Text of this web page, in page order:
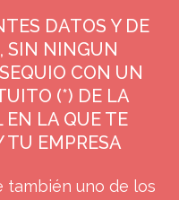
DATOS Y DE
SIN NINGUN
CON UN
(*) DE LA
LA QUE TE
TU EMPRESA
uno de los